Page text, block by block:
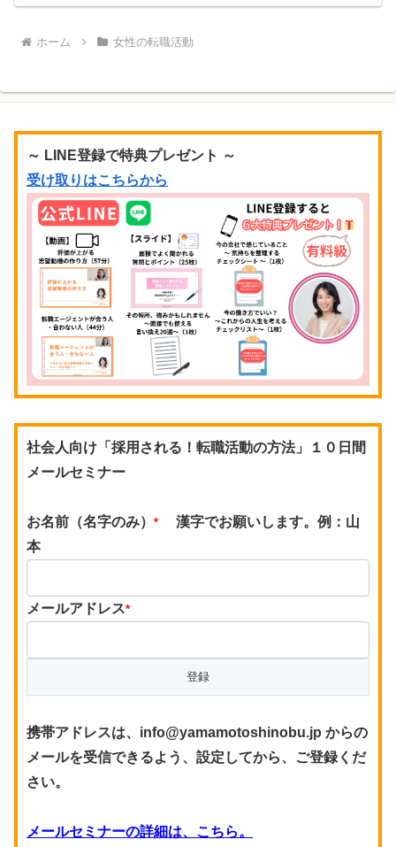
ホーム 女性の転職活動
～ LINE登録で特典プレゼント ～
受け取りはこちらから
社会人向け「採用される！転職活動の方法」１０日間
メールセミナー
お名前（名字のみ） *
漢字でお願いします。例：山
本
メールアドレス*
携帯アドレスは、info@yamamotoshinobu.jp からの
メールを受信できるよう、設定してから、ご登録くだ
さい。
メールセミナーの詳細は、こちら。